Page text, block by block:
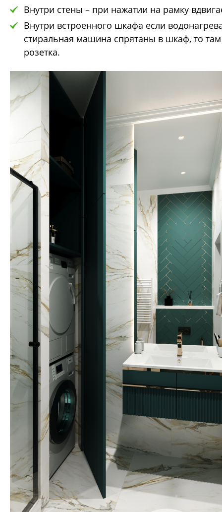
Внутри стены – при нажатии на рамку
Внутри встроенного шкафа если
стиральная машина спрятаны в шкаф, то
розетка.